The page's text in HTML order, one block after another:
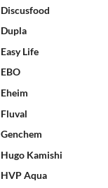
Discusfood
Dupla
Easy Life
EBO
Eheim
Fluval
Genchem
Hugo Kamishi
HVP Aqua